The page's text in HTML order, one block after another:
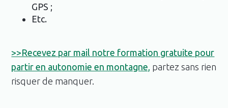
GPS ;
Etc.
>>Recevez par mail notre formation gratuite pour
partir en autonomie en montagne, partez sans rien
risquer de manquer.